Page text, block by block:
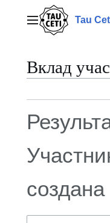
содержаниюГлавное меню
Tau
Вклад